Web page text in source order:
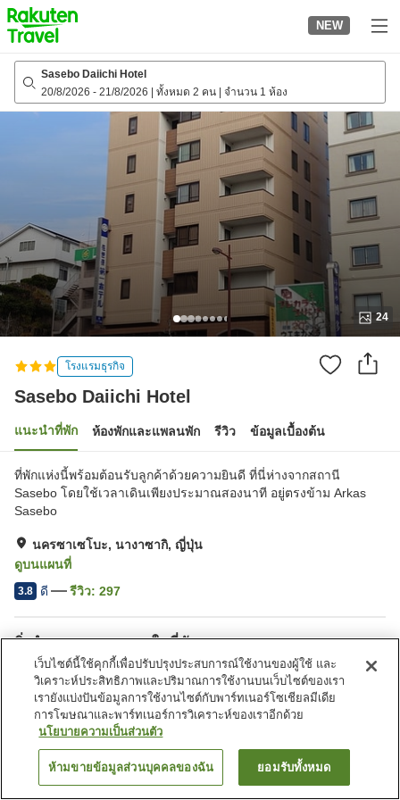
to
top
page
NEW
Sasebo Daiichi Hotel
20/8/2026 - 21/8/2026 ทั้งหมด 2 คน จำนวน 1 ห้อง
24
โรงแรมธุรกิจ
Sasebo Daiichi Hotel
แนะนำที่พัก ห้องพักและแพลนพัก รีวิว ข้อมูลเบื้องต้น
ที่พักแห่งนี้พร้อมต้อนรับลูกค้าด้วยความยินดี ที่นี่ห่างจากสถานี
Sasebo โดยใช้เวลาเดินเพียงประมาณสองนาที อยู่ตรงข้าม Arkas
Sasebo
นครซาเซโบะ, นางาซากิ, ญี่ปุ่น
ดูบนแผนที่
3.8 ดี รีวิว: 297
สิ่งอำนวยความสะดวกในที่พัก
Wi-Fi
ร้านอาหาร
ตู้จำหน่ายอัตโนมัติ
ไมโครเวฟส่วนรวม
หน้าแรก ญี่ปุ่น นางาซากิ
ค้นหาห้องพัก
เว็บไซต์นี้ใช้คุกกี้เพื่อปรับปรุงประสบการณ์ใช้งานของผู้ใช้ และ
วิเคราะห์ประสิทธิภาพและปริมาณการใช้งานบนเว็บไซต์ของเรา
เรายังแบ่งปันข้อมูลการใช้งานไซต์กับพาร์ทเนอร์โซเชียลมีเดีย
การโฆษณาและพาร์ทเนอร์การวิเคราะห์ของเราอีกด้วย
นโยบายความเป็นส่วนตัว
ห้ามขายข้อมูลส่วนบุคคลของฉัน ยอมรับทั้งหมด